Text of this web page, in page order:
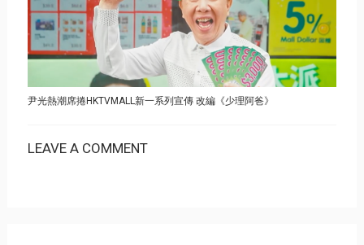
尹光熱潮席捲HKTVMALL新一系列宣傳 改編《少理阿爸》
LEAVE A COMMENT